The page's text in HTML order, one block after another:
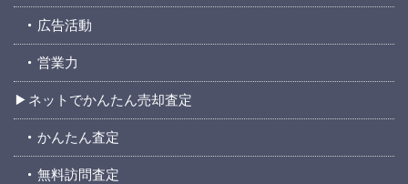
広告活動
営業力
ネットでかんたん売却査定
かんたん査定
無料訪問査定